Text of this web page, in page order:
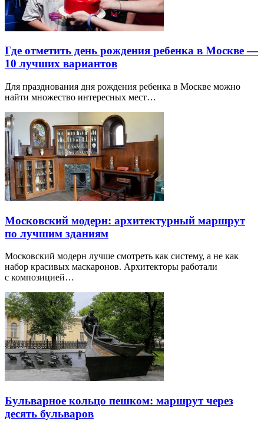
Где отметить день рождения ребенка в Москве —
10 лучших вариантов
Для празднования дня рождения ребенка в Москве можно
найти множество интересных мест…
Московский модерн: архитектурный маршрут
по лучшим зданиям
Московский модерн лучше смотреть как систему, а не как
набор красивых маскаронов. Архитекторы работали
с композицией…
Бульварное кольцо пешком: маршрут через
десять бульваров